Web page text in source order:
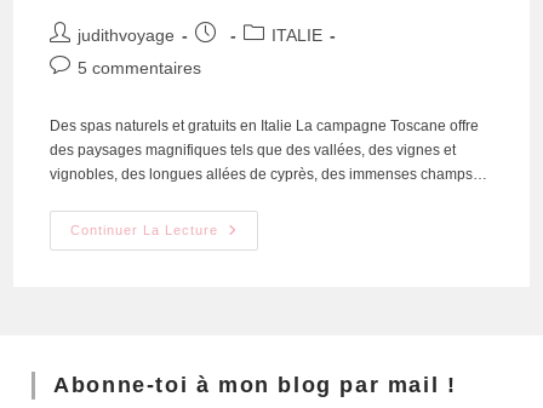
judithvoyage
ITALIE
5 commentaires
Des spas naturels et gratuits en Italie La campagne Toscane offre
des paysages magnifiques tels que des vallées, des vignes et
vignobles, des longues allées de cyprès, des immenses champs…
Continuer La Lecture
Abonne-toi à mon blog par mail !